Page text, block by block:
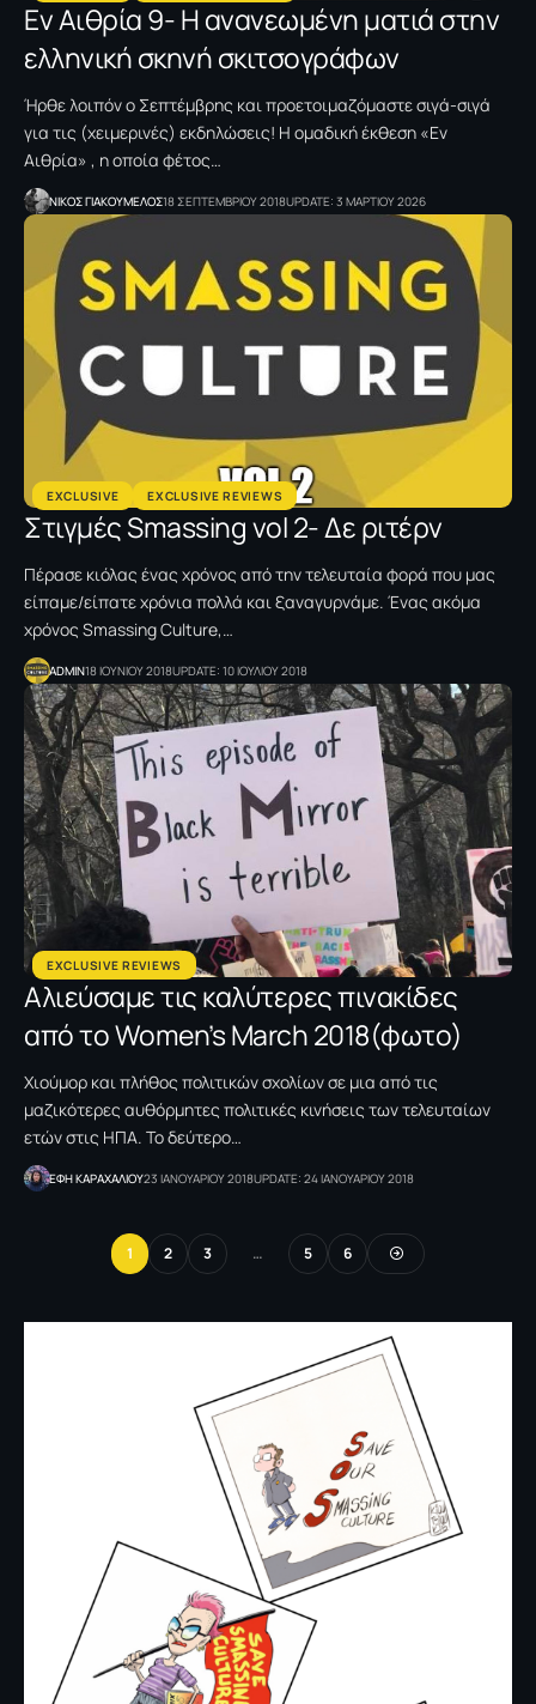
Εν Αιθρία 9- Η ανανεωμένη ματιά στην
ελληνική σκηνή σκιτσογράφων
Ήρθε λοιπόν ο Σεπτέμβρης και προετοιμαζόμαστε σιγά-σιγά
για τις (χειμερινές) εκδηλώσεις! Η ομαδική έκθεση «Εν
Αιθρία» , η οποία φέτος…
NΙΚΟΣ ΓΙΑΚΟΥΜΕΛΟΣ18 ΣΕΠΤΕΜΒΡΙΟΥ 2018UPDATE: 3 ΜΑΡΤΙΟΥ 2026
EXCLUSIVE EXCLUSIVE REVIEWS
Στιγμές Smassing vol 2- Δε ριτέρν
Πέρασε κιόλας ένας χρόνος από την τελευταία φορά που μας
είπαμε/είπατε χρόνια πολλά και ξαναγυρνάμε. Ένας ακόμα
χρόνος Smassing Culture,…
ADMIN18 ΙΟΥΝΙΟΥ 2018UPDATE: 10 ΙΟΥΛΙΟΥ 2018
EXCLUSIVE REVIEWS
Αλιεύσαμε τις καλύτερες πινακίδες
από το Women’s March 2018(φωτο)
Χιούμορ και πλήθος πολιτικών σχολίων σε μια από τις
μαζικότερες αυθόρμητες πολιτικές κινήσεις των τελευταίων
ετών στις ΗΠΑ. To δεύτερο…
ΕΦΗ KΑΡΑΧΑΛΙΟΥ23 ΙΑΝΟΥΑΡΙΟΥ 2018UPDATE: 24 ΙΑΝΟΥΑΡΙΟΥ 2018
1 2 3 … 5 6